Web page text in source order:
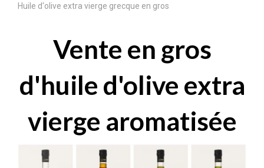
Huile d'olive extra vierge grecque en gros
Vente en gros
d'huile d'olive extra
vierge aromatisée